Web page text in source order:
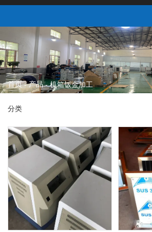
首页-产品 -机箱钣金加工
分类